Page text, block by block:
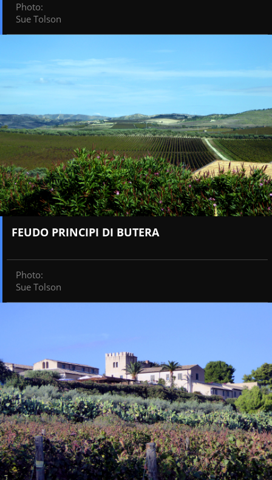
Photo:
Sue Tolson
FEUDO PRINCIPI DI BUTERA
Photo:
Sue Tolson